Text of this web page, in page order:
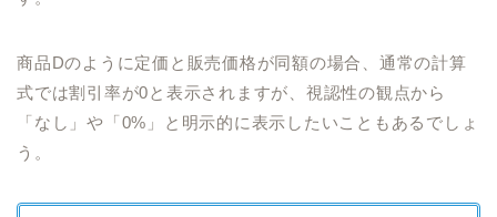
商品Dのように定価と販売価格が同額の場合、通常の計算
式では割引率が0と表示されますが、視認性の観点から
「なし」や「0%」と明示的に表示したいこともあるでしょ
う。